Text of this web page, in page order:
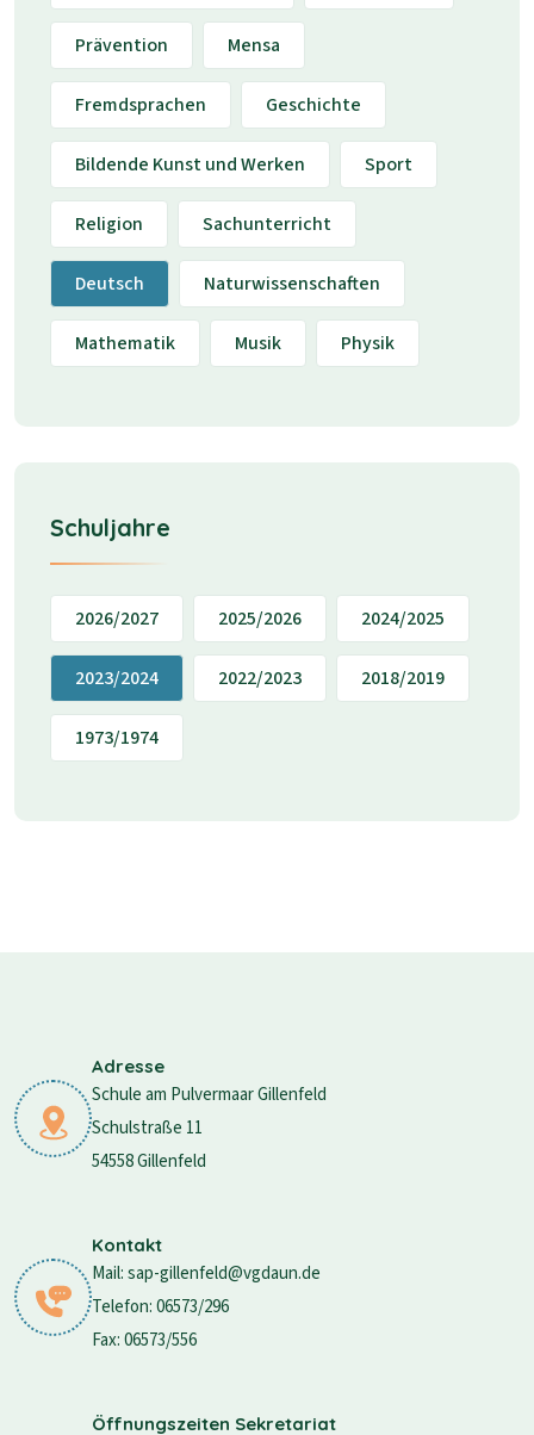
Prävention Mensa
Fremdsprachen Geschichte
Bildende Kunst und Werken Sport
Religion Sachunterricht
Deutsch Naturwissenschaften
Mathematik Musik Physik
Schuljahre
2026/2027 2025/2026 2024/2025
2023/2024 2022/2023 2018/2019
1973/1974
Adresse
Schule am Pulvermaar Gillenfeld
Schulstraße 11
54558 Gillenfeld
Kontakt
Mail: sap-gillenfeld@vgdaun.de
Telefon: 06573/296
Fax: 06573/556
Öffnungszeiten Sekretariat